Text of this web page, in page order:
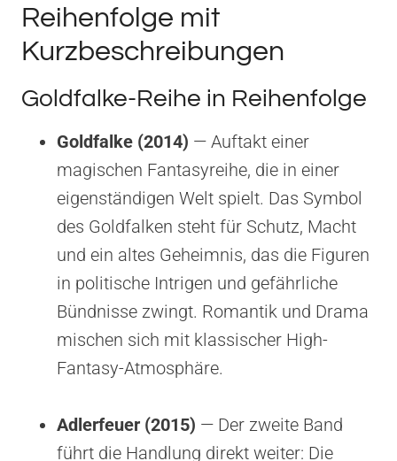
Reihenfolge mit
Kurzbeschreibungen
Goldfalke-Reihe in Reihenfolge
Goldfalke (2014) — Auftakt einer
magischen Fantasyreihe, die in einer
eigenständigen Welt spielt. Das Symbol
des Goldfalken steht für Schutz, Macht
und ein altes Geheimnis, das die Figuren
in politische Intrigen und gefährliche
Bündnisse zwingt. Romantik und Drama
mischen sich mit klassischer High-
Fantasy-Atmosphäre.
Adlerfeuer (2015) — Der zweite Band
führt die Handlung direkt weiter: Die